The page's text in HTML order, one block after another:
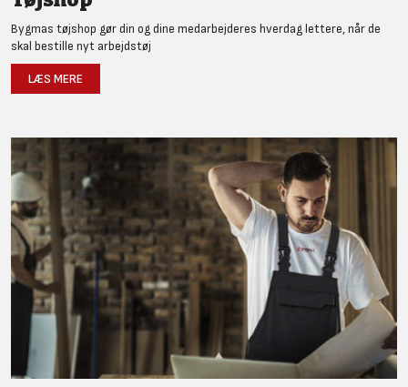
Bygmas tøjshop gør din og dine medarbejderes hverdag lettere, når de
skal bestille nyt arbejdstøj
LÆS MERE